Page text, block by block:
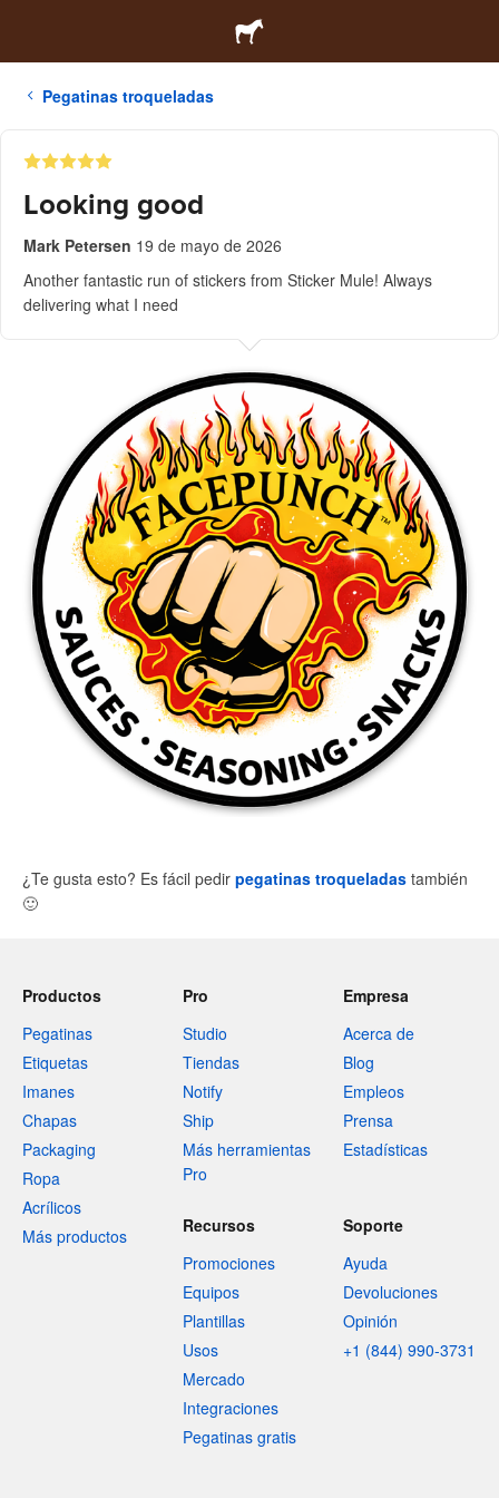
Pegatinas troqueladas
Looking good
Mark Petersen 19 de mayo de 2026
Another fantastic run of stickers from Sticker Mule! Always
delivering what I need
¿Te gusta esto? Es fácil pedir pegatinas troqueladas también
🙂
Productos
Pegatinas
Etiquetas
Imanes
Chapas
Packaging
Ropa
Acrílicos
Más productos
Pro
Studio
Tiendas
Notify
Ship
Más herramientas
Pro
Empresa
Acerca de
Blog
Empleos
Prensa
Estadísticas
Recursos
Promociones
Equipos
Plantillas
Usos
Mercado
Integraciones
Pegatinas gratis
Soporte
Ayuda
Devoluciones
Opinión
+1 (844) 990-3731